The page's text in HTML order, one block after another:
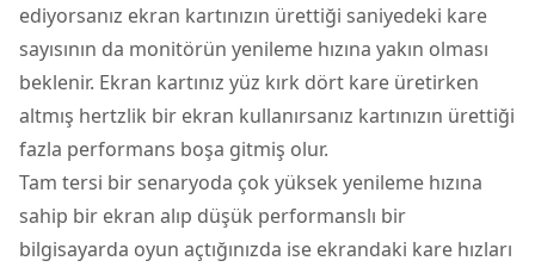
ediyorsanız ekran kartınızın ürettiği saniyedeki kare
sayısının da monitörün yenileme hızına yakın olması
beklenir. Ekran kartınız yüz kırk dört kare üretirken
altmış hertzlik bir ekran kullanırsanız kartınızın ürettiği
fazla performans boşa gitmiş olur.
Tam tersi bir senaryoda çok yüksek yenileme hızına
sahip bir ekran alıp düşük performanslı bir
bilgisayarda oyun açtığınızda ise ekrandaki kare hızları